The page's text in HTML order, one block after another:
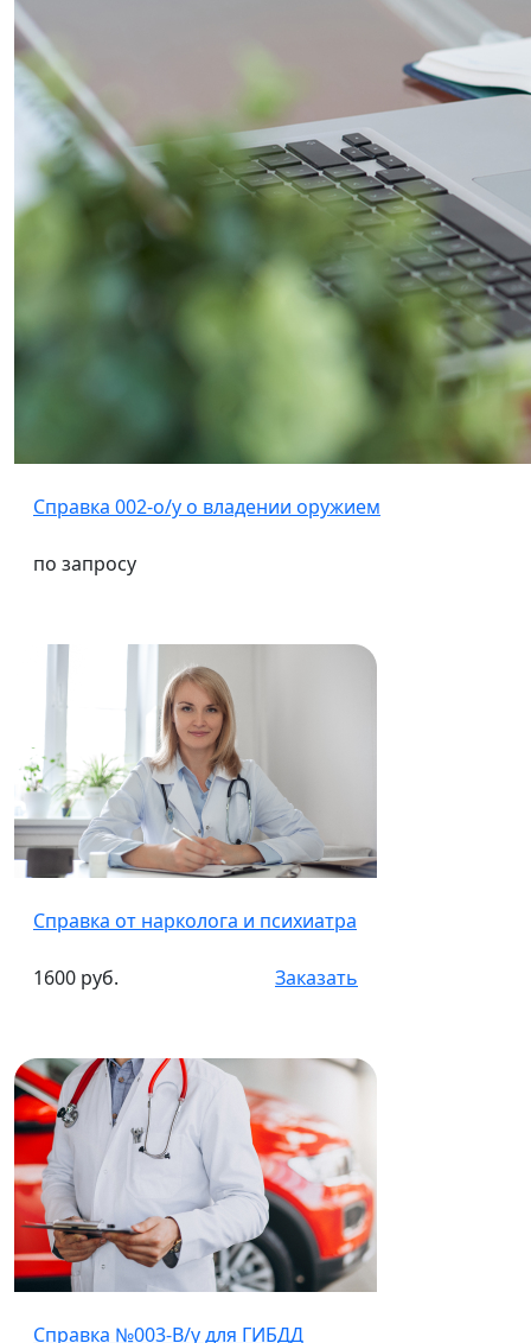
Справка 002-о/у о владении оружием
по запросу
Справка от нарколога и психиатра
1600 руб. Заказать
Справка №003-В/у для ГИБДД